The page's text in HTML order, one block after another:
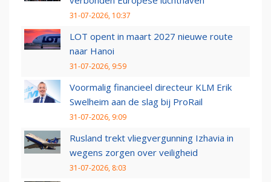
31-07-2026, 10:37
LOT opent in maart 2027 nieuwe route
naar Hanoi
31-07-2026, 9:59
Voormalig financieel directeur KLM Erik
Swelheim aan de slag bij ProRail
31-07-2026, 9:09
Rusland trekt vliegvergunning Izhavia in
wegens zorgen over veiligheid
31-07-2026, 8:03